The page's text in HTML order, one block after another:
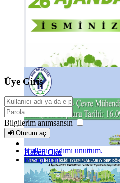
Haberi Oku
Haberi Oku
Üye Giriş
Bilgilerim anımsansın
Oturum aç
Kullanıcı adımı unuttum.
Hesap açın